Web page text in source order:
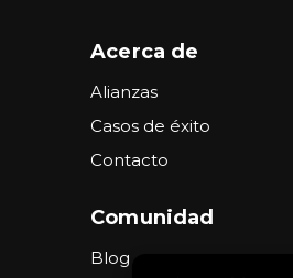
Acerca de
Alianzas
Casos de éxito
Contacto
Comunidad
Blog